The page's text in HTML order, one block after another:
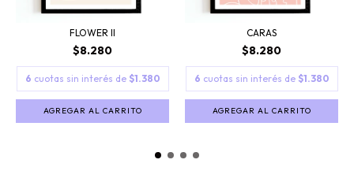
FLOWER II
$8.280
6 cuotas sin interés de $1.380
AGREGAR AL CARRITO
CARAS
$8.280
6 cuotas sin interés de $1.380
AGREGAR AL CARRITO